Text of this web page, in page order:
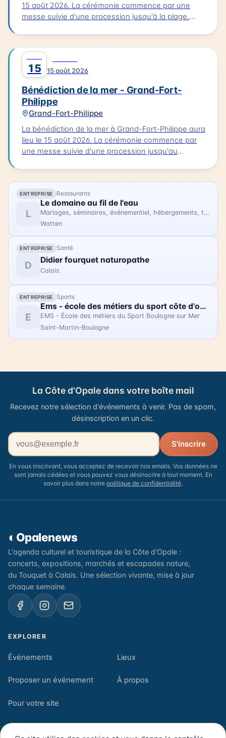
15 août 2026. La cérémonie commence par une
messe suivie d'une procession jusqu'à la plage.
les habitants et les visiteurs de la Côte d'Opale. La
bénédiction de la mer est un événement culturel qui
célèbre la richesse maritime de la région.
15 15 août 2026
Bénédiction de la mer - Grand-Fort-
Philippe
Grand-Fort-Philippe
La bénédiction de la mer à Grand-Fort-Philippe aura
lieu le 15 août 2026. La cérémonie commence par
une messe suivie d'une procession jusqu'au
processionnels. La bénédiction est ensuite suivie
d'une procession des bateaux dans le chenal.
L'occasion est également prise pour ouvrir la
Maison de la Mer, permettant aux visiteurs de
découvrir ce lieu. La bénédiction de la mer est un
la communauté de Grand-Fort-Philippe.
ENTREPRISE Restaurants
L
Le domaine au fil de l'eau
Mariages, séminaires, événementiel, hébergements, tourisme
Watten
ENTREPRISE Santé
D Didier fourquet naturopathe
Calais
ENTREPRISE Sports
E
Ems - école des métiers du sport côte d'opale - sasp usbco
EMS - École des métiers du Sport Boulogne sur Mer
Saint-Martin-Boulogne
La Côte d'Opale dans votre boîte mail
Recevez notre sélection d'événements à venir. Pas de spam,
désinscription en un clic.
Votre adresse email
S'inscrire
En vous inscrivant, vous acceptez de recevoir nos emails. Vos données ne
sont jamais cédées et vous pouvez vous désinscrire à tout moment. En
savoir plus dans notre politique de confidentialité.
◐ Opalenews
L'agenda culturel et touristique de la Côte d'Opale :
concerts, expositions, marchés et escapades nature,
du Touquet à Calais. Une sélection vivante, mise à jour
chaque semaine.
EXPLORER
Événements Lieux
Proposer un événement À propos
Pour votre site